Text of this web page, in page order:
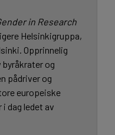
in Research
Helsinkigruppa,
Opprinnelig
byråkrater og
pådriver og
europeiske
dag ledet av